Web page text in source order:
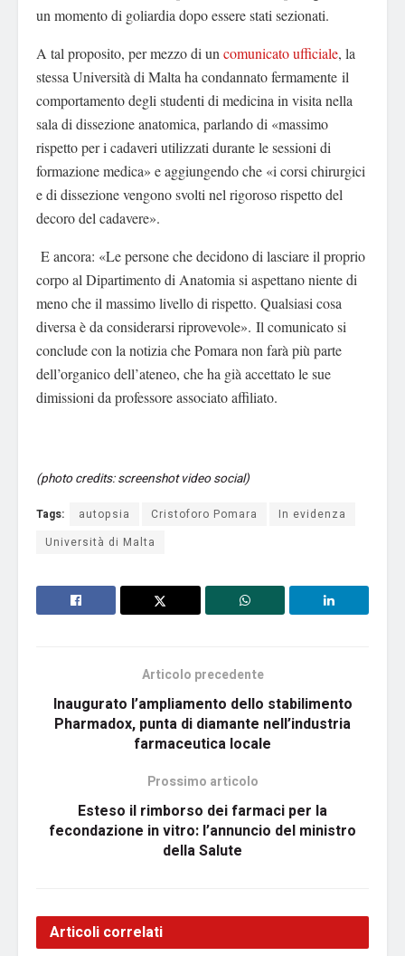
un momento di goliardia dopo essere stati sezionati.
A tal proposito, per mezzo di un comunicato ufficiale, la
stessa Università di Malta ha condannato fermamente il
comportamento degli studenti di medicina in visita nella
sala di dissezione anatomica, parlando di «massimo
rispetto per i cadaveri utilizzati durante le sessioni di
formazione medica» e aggiungendo che «i corsi chirurgici
e di dissezione vengono svolti nel rigoroso rispetto del
decoro del cadavere».
E ancora: «Le persone che decidono di lasciare il proprio
corpo al Dipartimento di Anatomia si aspettano niente di
meno che il massimo livello di rispetto. Qualsiasi cosa
diversa è da considerarsi riprovevole». Il comunicato si
conclude con la notizia che Pomara non farà più parte
dell’organico dell’ateneo, che ha già accettato le sue
dimissioni da professore associato affiliato.
(photo credits: screenshot video social)
Tags: autopsia Cristoforo Pomara
In evidenza
Università di Malta
Articolo precedente
Inaugurato l’ampliamento dello stabilimento
Pharmadox, punta di diamante nell’industria
farmaceutica locale
Prossimo articolo
Esteso il rimborso dei farmaci per la
fecondazione in vitro: l’annuncio del ministro
della Salute
Articoli correlati